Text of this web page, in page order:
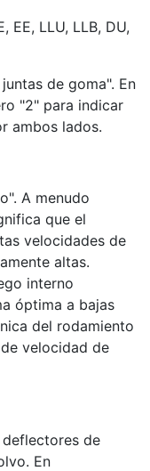
EE, LLU, LLB, DU,
de goma". En
"2" para indicar
ambos lados.
A menudo
que el
velocidades de
altas.
interno
óptima a bajas
del rodamiento
velocidad de
de
En